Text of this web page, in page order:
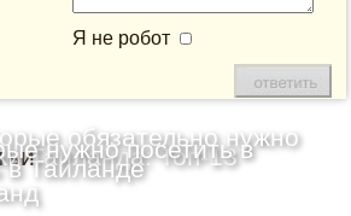
Я не робот
Таиланда: Топ-13
обязательно нужно
в Таиланде
нужно посетить в